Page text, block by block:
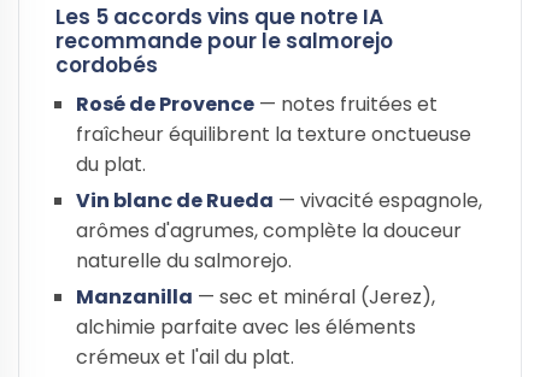
Les 5 accords vins que notre IA
recommande pour le salmorejo
cordobés
Rosé de Provence — notes fruitées et
fraîcheur équilibrent la texture onctueuse
du plat.
Vin blanc de Rueda — vivacité espagnole,
arômes d'agrumes, complète la douceur
naturelle du salmorejo.
Manzanilla — sec et minéral (Jerez),
alchimie parfaite avec les éléments
crémeux et l'ail du plat.